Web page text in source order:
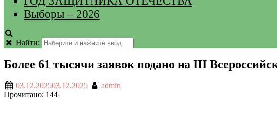
Выборы – 2026
Найти:
Более 61 тысячи заявок подано на III
03.12.202503.12.2025
admin
Прочитано: 144